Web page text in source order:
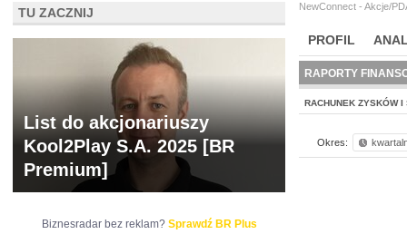
NewConnect - Akcje/
PROFIL
BR LAB
RAPORTY
RACHUNEK ZYSKÓW I
Okres:
TU ZACZNIJ
List do akcjonariuszy
Kool2Play S.A. 2025 [BR
Premium]
Biznesradar bez reklam? Sprawdź BR Plus